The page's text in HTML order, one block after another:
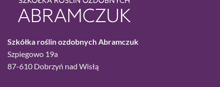
Szkółka roślin ozdobnych Abramczuk
Szpiegowo 19a
87-610 Dobrzyń nad Wisłą